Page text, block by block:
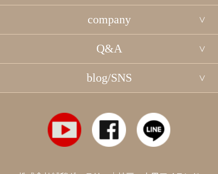
company
Q&A
blog/SNS